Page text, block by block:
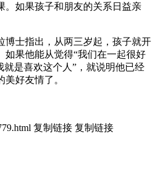
。如果孩子和朋友的关系日益亲
博士指出，从两三岁起，孩子就开
如果他能从觉得“我们在一起很好
就是喜欢这个人”，就说明他已经
好友情了。
复制链接 复制链接